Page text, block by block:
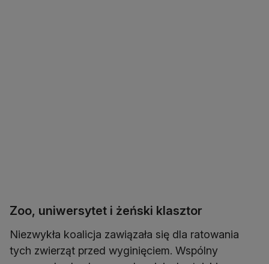
Zoo, uniwersytet i żeński klasztor
Niezwykła koalicja zawiązała się dla ratowania
tych zwierząt przed wyginięciem. Wspólny